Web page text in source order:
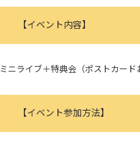
【イベント内容】
ミニライブ＋特典会（ポストカード
【イベント参加方法】